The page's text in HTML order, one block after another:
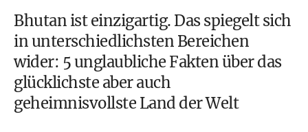
Bhutan ist einzigartig. Das spiegelt sich
in unterschiedlichsten Bereichen
wider: 5 unglaubliche Fakten über das
glücklichste aber auch
geheimnisvollste Land der Welt